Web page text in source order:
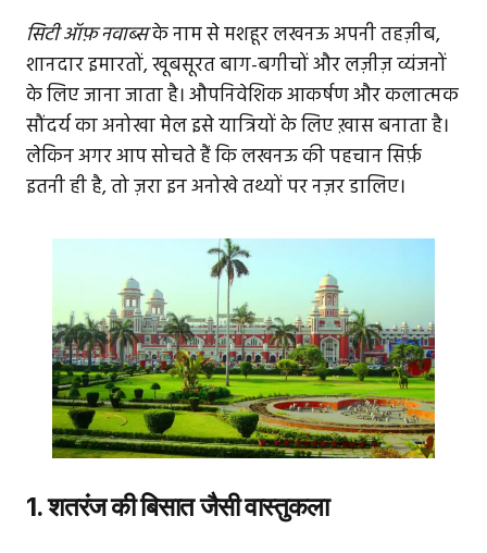
सिटी ऑफ़ नवाब्सके नाम से मशहूर लखनऊ अपनी तहज़ीब,
शानदार इमारतों, खूबसूरत बाग-बगीचों और लज़ीज़ व्यंजनों
के लिए जाना जाता है। औपनिवेशिक आकर्षण और कलात्मक
सौंदर्य का अनोखा मेल इसे यात्रियों के लिए ख़ास बनाता है।
लेकिन अगर आप सोचते हैं कि लखनऊ की पहचान सिर्फ़
इतनी ही है, तो ज़रा इन अनोखे तथ्यों पर नज़र डालिए।
1. शतरंज की बिसात जैसी वास्तुकला